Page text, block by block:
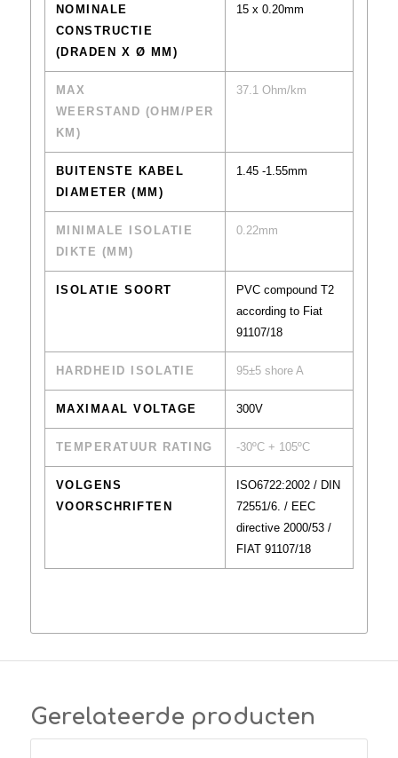
NOMINALE
CONSTRUCTIE
(DRADEN X Ø MM)
15 x 0.20mm
MAX
WEERSTAND (OHM/PER
KM)
37.1 Ohm/km
BUITENSTE KABEL
DIAMETER (MM)
1.45 -1.55mm
MINIMALE ISOLATIE
DIKTE (MM)
0.22mm
ISOLATIE SOORT
PVC compound T2
according to Fiat
91107/18
HARDHEID ISOLATIE 95±5 shore A
MAXIMAAL VOLTAGE 300V
TEMPERATUUR RATING -30ºC + 105ºC
VOLGENS
VOORSCHRIFTEN
ISO6722:2002 / DIN
72551/6. / EEC
directive 2000/53 /
FIAT 91107/18
Gerelateerde producten